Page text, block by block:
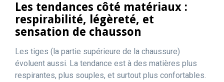
Les tendances côté matériaux :
respirabilité, légèreté, et
sensation de chausson
Les tiges (la partie supérieure de la chaussure)
évoluent aussi. La tendance est à des matières plus
respirantes, plus souples, et surtout plus confortables.